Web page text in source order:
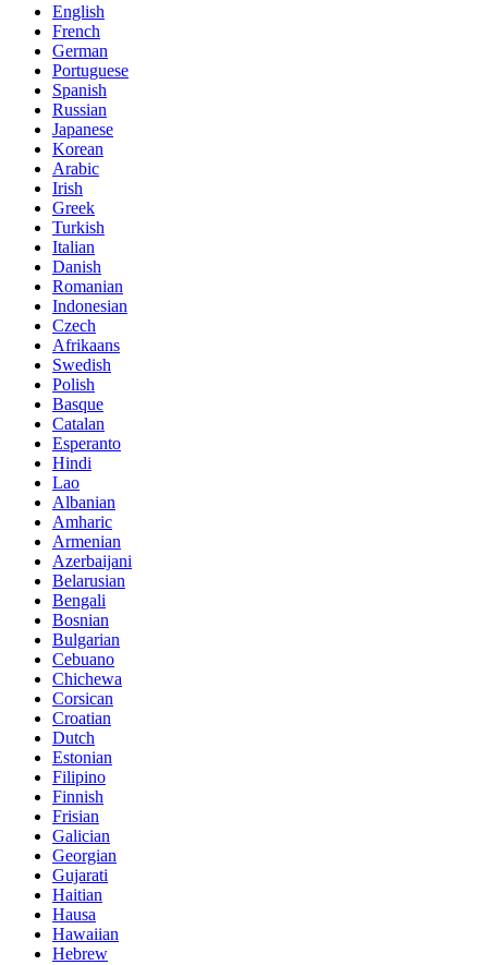
English
French
German
Portuguese
Spanish
Russian
Japanese
Korean
Arabic
Irish
Greek
Turkish
Italian
Danish
Romanian
Indonesian
Czech
Afrikaans
Swedish
Polish
Basque
Catalan
Esperanto
Hindi
Lao
Albanian
Amharic
Armenian
Azerbaijani
Belarusian
Bengali
Bosnian
Bulgarian
Cebuano
Chichewa
Corsican
Croatian
Dutch
Estonian
Filipino
Finnish
Frisian
Galician
Georgian
Gujarati
Haitian
Hausa
Hawaiian
Hebrew